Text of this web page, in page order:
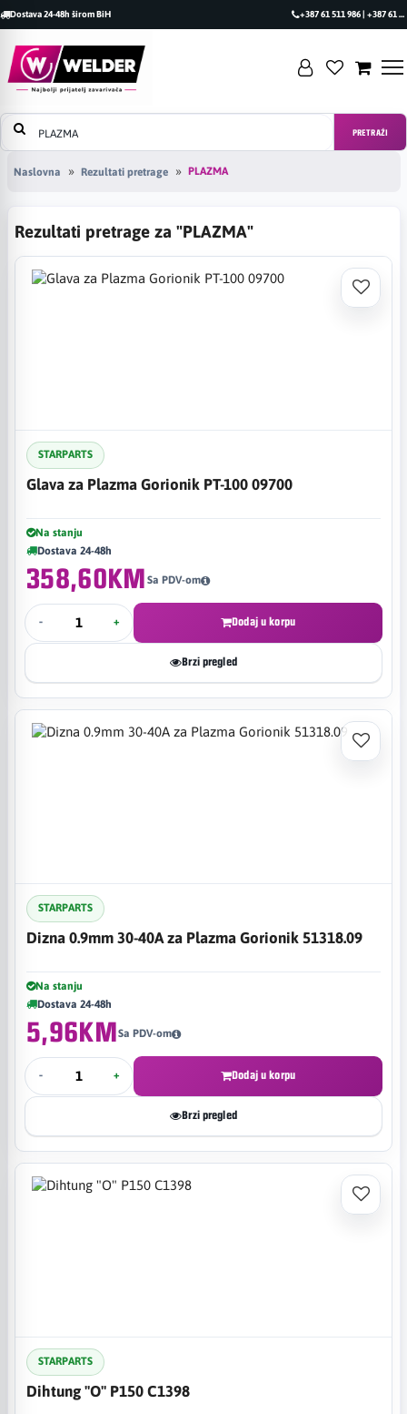
Dostava 24-48h širom BiH +387 61 511 986 | +387 61 493 470
PRETRAŽI
Naslovna Rezultati pretrage PLAZMA
Rezultati pretrage za "PLAZMA"
STARPARTS
Glava za Plazma Gorionik PT-100 09700
Na stanju
Dostava 24-48h
358,60KM Sa PDV-om
- + Dodaj u korpu
Brzi pregled
STARPARTS
Dizna 0.9mm 30-40A za Plazma Gorionik 51318.09
Na stanju
Dostava 24-48h
5,96KMSa PDV-om
- + Dodaj u korpu
Brzi pregled
STARPARTS
Dihtung "O" P150 C1398